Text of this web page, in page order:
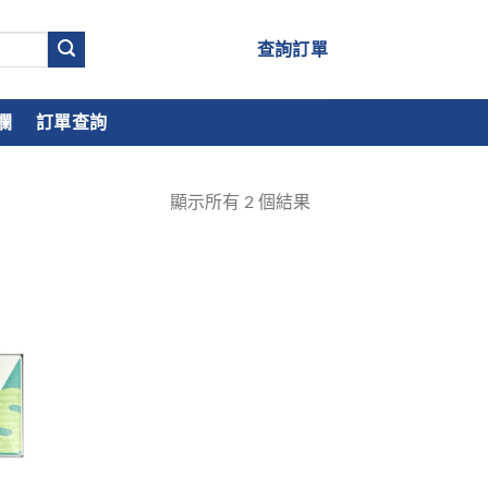
查詢訂單
訂單查詢
顯示所有 2 個結果